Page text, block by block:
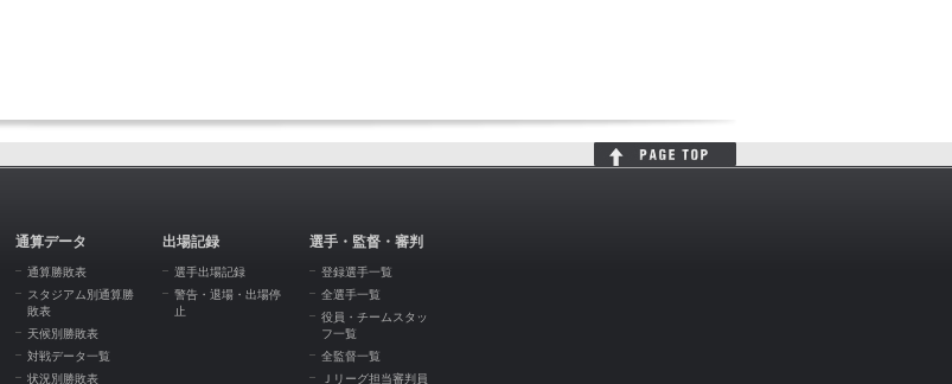
通算データ
通算勝敗表
スタジアム別通算勝
敗表
天候別勝敗表
対戦データ一覧
状況別勝敗表
出場記録
選手出場記録
警告・退場・出場停
止
選手・監督・審判
登録選手一覧
全選手一覧
役員・チームスタッ
フ一覧
全監督一覧
Ｊリーグ担当審判員